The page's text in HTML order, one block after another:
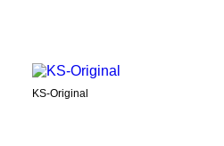
KS-Original